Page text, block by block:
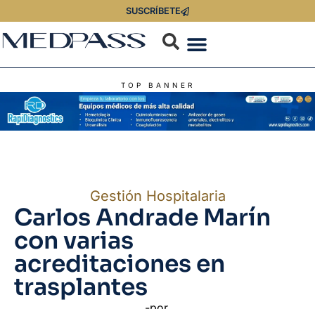
SUSCRÍBETE
TOP BANNER
Gestión Hospitalaria
Carlos Andrade Marín
con varias
acreditaciones en
trasplantes